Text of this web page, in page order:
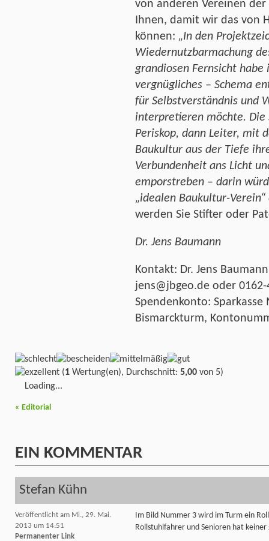
von anderen Vereinen
Ihnen, damit wir das von
können: „In den
Wiedernutzbarmachung
grandiosen Fernsicht
vergnügliches – Schema
für Selbstverständnis und
interpretieren möchte. Die
Periskop, dann Leiter, mit
Baukultur aus der Tiefe
Verbundenheit ans Licht
emporstreben – darin
„idealen Baukultur-Verein“
werden Sie Stifter oder
Dr. Jens Baumann
Kontakt: Dr. Jens
jens@jbgeo.de oder 0162-
Spendenkonto:
Bismarckturm,
(1 Wertung(en), Durchschnitt: 5,00 von 5)
Loading...
« Editorial
EIN KOMMENTAR
Stefan Kühn
Veröffentlicht am Mi., 29. Mai.
2013 um 14:51
Permanenter Link
Im Bild Nummer 3 wird im Turm ein
Rollstuhlfahrer und Senioren hat